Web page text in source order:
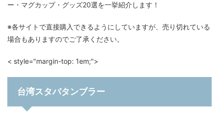
ー・マグカップ・グッズ20選を一挙紹介します！
※各サイトで直接購入できるようにしていますが、売り切れている
場合もありますのでご了承ください。
< style="margin-top: 1em;">
台湾スタバタンブラー